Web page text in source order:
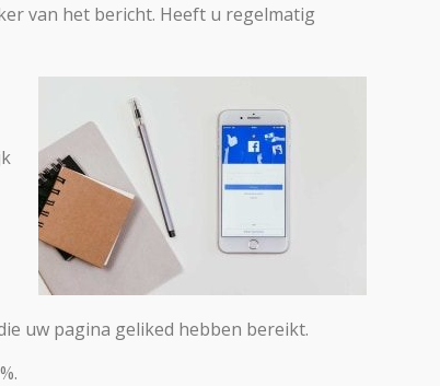
van het bericht. Heeft u regelmatig
uw pagina geliked hebben bereikt.